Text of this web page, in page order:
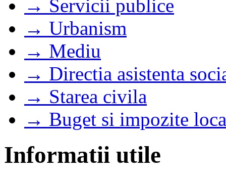
→ Servicii publice
→ Urbanism
→ Mediu
→ Directia asistenta
→ Starea civila
→ Buget si impozite
Informatii utile